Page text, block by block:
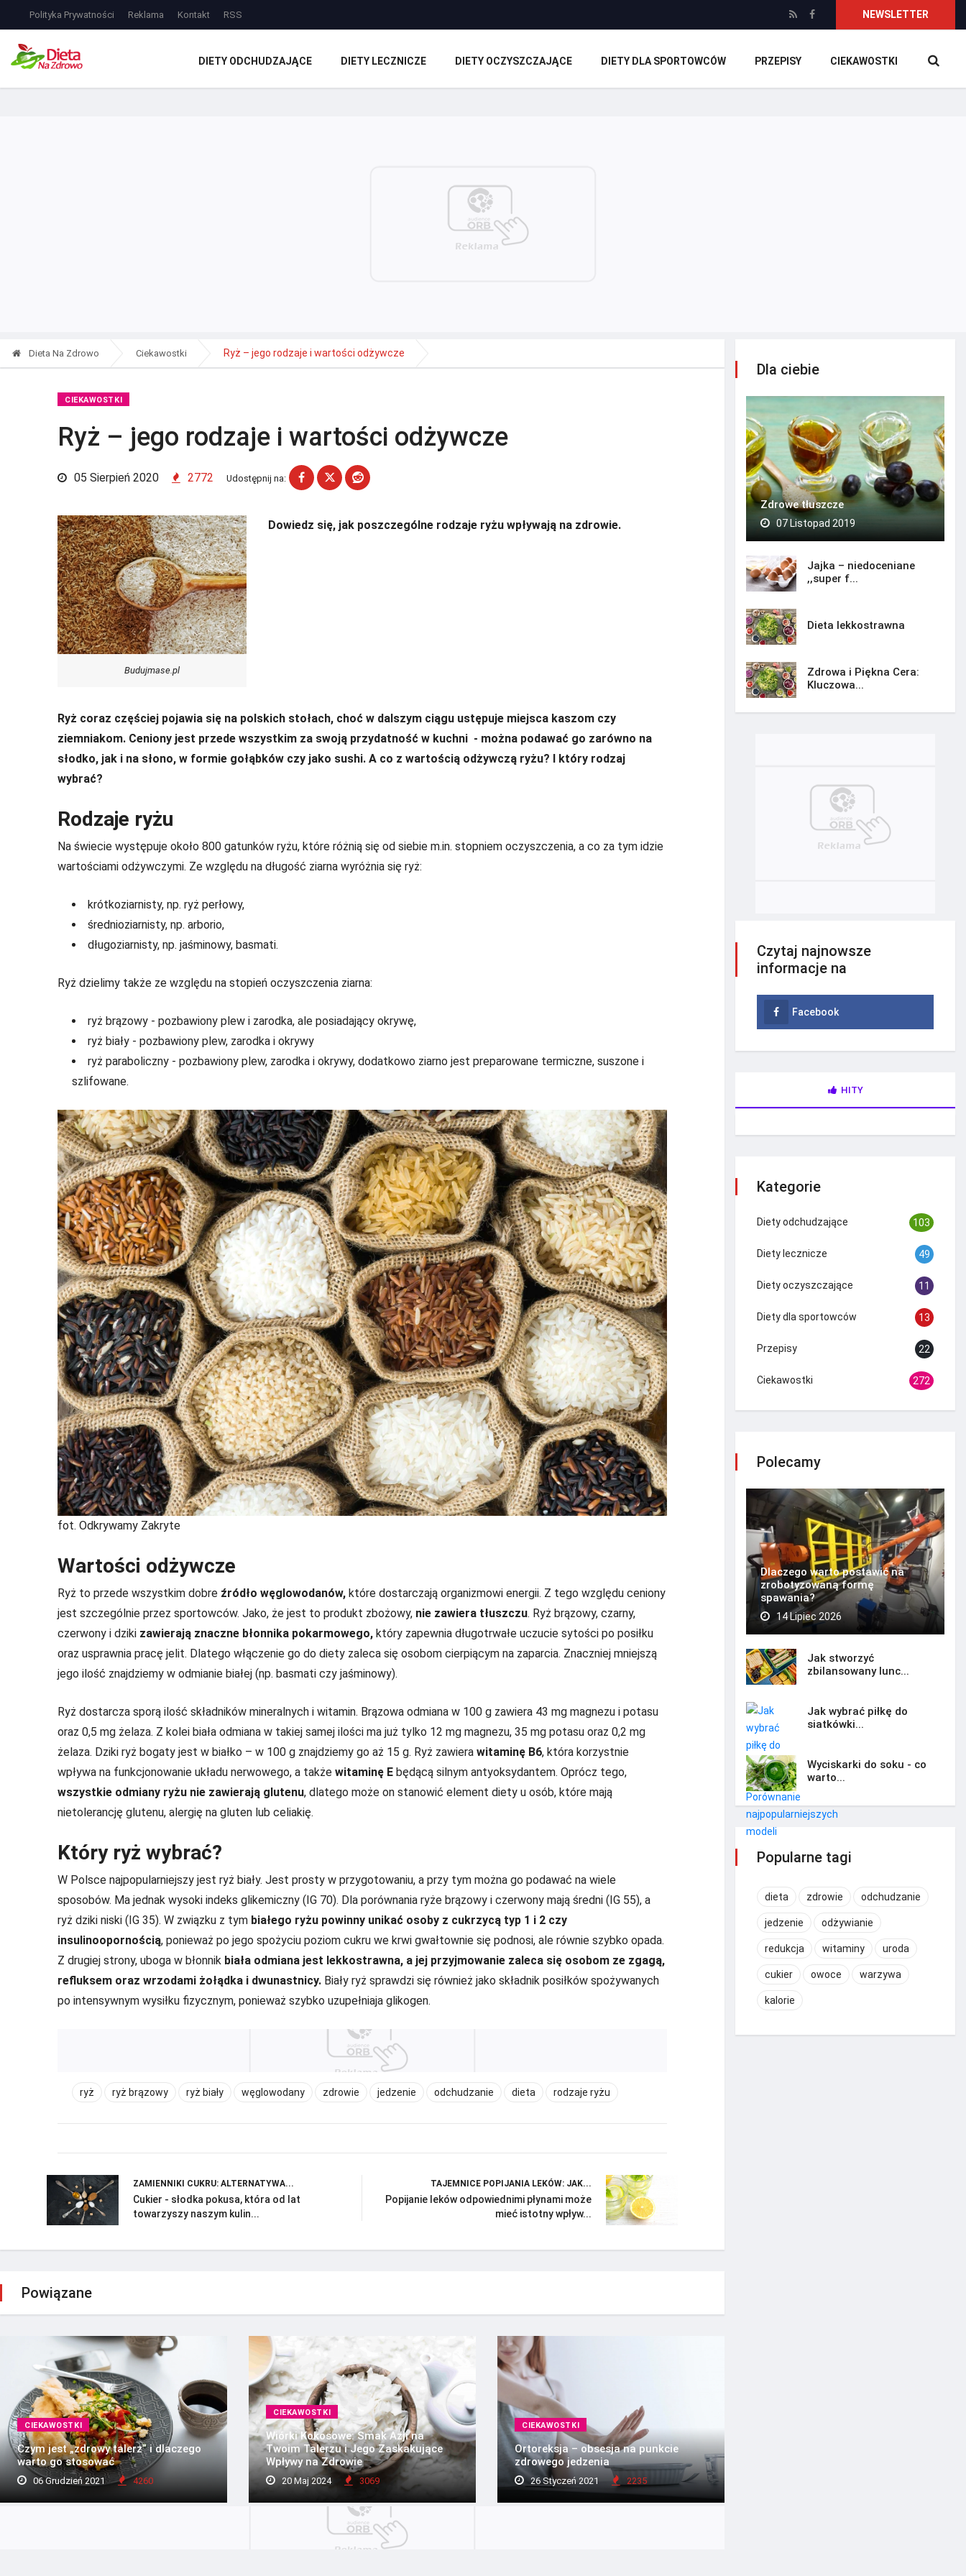
Polityka Prywatności Reklama Kontakt RSS NEWSLETTER
DIETY ODCHUDZAJĄCE DIETY LECZNICZE DIETY OCZYSZCZAJĄCE DIETY DLA SPORTOWCÓW PRZEPISY CIEKAWOSTKI
Dieta Na Zdrowo Ciekawostki Ryż – jego rodzaje i wartości odżywcze
CIEKAWOSTKI
Ryż – jego rodzaje i wartości odżywcze
05 Sierpień 2020 2772 Udostępnij na:
Budujmase.pl
Dowiedz się, jak poszczególne rodzaje ryżu wpływają na zdrowie.
Ryż coraz częściej pojawia się na polskich stołach, choć w dalszym ciągu ustępuje miejsca kaszom czy
ziemniakom. Ceniony jest przede wszystkim za swoją przydatność w kuchni - można podawać go zarówno na
słodko, jak i na słono, w formie gołąbków czy jako sushi. A co z wartością odżywczą ryżu? I który rodzaj
wybrać?
Rodzaje ryżu
Na świecie występuje około 800 gatunków ryżu, które różnią się od siebie m.in. stopniem oczyszczenia, a co za tym idzie
wartościami odżywczymi. Ze względu na długość ziarna wyróżnia się ryż:
krótkoziarnisty, np. ryż perłowy,
średnioziarnisty, np. arborio,
długoziarnisty, np. jaśminowy, basmati.
Ryż dzielimy także ze względu na stopień oczyszczenia ziarna:
ryż brązowy - pozbawiony plew i zarodka, ale posiadający okrywę,
ryż biały - pozbawiony plew, zarodka i okrywy
ryż paraboliczny - pozbawiony plew, zarodka i okrywy, dodatkowo ziarno jest preparowane termiczne, suszone i
szlifowane.
fot. Odkrywamy Zakryte
Wartości odżywcze
Ryż to przede wszystkim dobre źródło węglowodanów, które dostarczają organizmowi energii. Z tego względu ceniony
jest szczególnie przez sportowców. Jako, że jest to produkt zbożowy, nie zawiera tłuszczu. Ryż brązowy, czarny,
czerwony i dziki zawierają znaczne błonnika pokarmowego, który zapewnia długotrwałe uczucie sytości po posiłku
oraz usprawnia pracę jelit. Dlatego włączenie go do diety zaleca się osobom cierpiącym na zaparcia. Znaczniej mniejszą
jego ilość znajdziemy w odmianie białej (np. basmati czy jaśminowy).
Ryż dostarcza sporą ilość składników mineralnych i witamin. Brązowa odmiana w 100 g zawiera 43 mg magnezu i potasu
oraz 0,5 mg żelaza. Z kolei biała odmiana w takiej samej ilości ma już tylko 12 mg magnezu, 35 mg potasu oraz 0,2 mg
żelaza. Dziki ryż bogaty jest w białko – w 100 g znajdziemy go aż 15 g. Ryż zawiera witaminę B6, która korzystnie
wpływa na funkcjonowanie układu nerwowego, a także witaminę E będącą silnym antyoksydantem. Oprócz tego,
wszystkie odmiany ryżu nie zawierają glutenu, dlatego może on stanowić element diety u osób, które mają
nietolerancję glutenu, alergię na gluten lub celiakię.
Który ryż wybrać?
W Polsce najpopularniejszy jest ryż biały. Jest prosty w przygotowaniu, a przy tym można go podawać na wiele
sposobów. Ma jednak wysoki indeks glikemiczny (IG 70). Dla porównania ryże brązowy i czerwony mają średni (IG 55), a
ryż dziki niski (IG 35). W związku z tym białego ryżu powinny unikać osoby z cukrzycą typ 1 i 2 czy
insulinoopornością, ponieważ po jego spożyciu poziom cukru we krwi gwałtownie się podnosi, ale równie szybko opada.
Z drugiej strony, uboga w błonnik biała odmiana jest lekkostrawna, a jej przyjmowanie zaleca się osobom ze zgagą,
refluksem oraz wrzodami żołądka i dwunastnicy. Biały ryż sprawdzi się również jako składnik posiłków spożywanych
po intensywnym wysiłku fizycznym, ponieważ szybko uzupełniaja glikogen.
ryż ryż brązowy ryż biały węglowodany zdrowie jedzenie odchudzanie dieta rodzaje ryżu
ZAMIENNIKI CUKRU: ALTERNATYWA...
Cukier - słodka pokusa, która od lat
towarzyszy naszym kulin...
TAJEMNICE POPIJANIA LEKÓW: JAK...
Popijanie leków odpowiednimi płynami może
mieć istotny wpływ...
Powiązane
CIEKAWOSTKI
Czym jest „zdrowy talerz” i dlaczego
warto go stosować
06 Grudzień 2021 4260
CIEKAWOSTKI
Wiórki Kokosowe: Smak Azji na
Twoim Talerzu i Jego Zaskakujące
Wpływy na Zdrowie
20 Maj 2024 3069
CIEKAWOSTKI
Ortoreksja – obsesja na punkcie
zdrowego jedzenia
26 Styczeń 2021 2235
Dla ciebie
Zdrowe tłuszcze
07 Listopad 2019
Jajka – niedoceniane
,,super f...
Dieta lekkostrawna
Zdrowa i Piękna Cera:
Kluczowa...
Czytaj najnowsze
informacje na
Facebook
HITY
Kategorie
Diety odchudzające 103
Diety lecznicze 49
Diety oczyszczające 11
Diety dla sportowców 13
Przepisy 22
Ciekawostki 272
Polecamy
Dlaczego warto postawić na
zrobotyzowaną formę
spawania?
14 Lipiec 2026
Jak stworzyć
zbilansowany lunc...
Jak wybrać piłkę do
siatkówki...
Wyciskarki do soku - co
warto...
Popularne tagi
dieta zdrowie odchudzanie
jedzenie odżywianie
redukcja witaminy uroda
cukier owoce warzywa
kalorie